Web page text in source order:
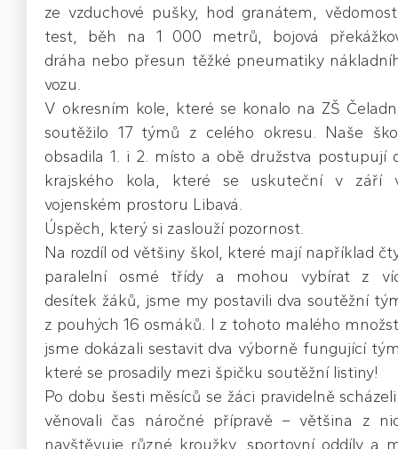
ze vzduchové pušky, hod granátem,
test, běh na 1 000 metrů, bojová
dráha nebo přesun těžké pneumatiky
vozu.
V okresním kole, které se konalo na ZŠ
soutěžilo 17 týmů z celého okresu. Naše
obsadila 1. i 2. místo a obě družstva postupují
krajského kola, které se uskuteční v září
vojenském prostoru Libavá.
Úspěch, který si zaslouží pozornost.
Na rozdíl od většiny škol, které mají například
paralelní osmé třídy a mohou vybírat z
desítek žáků, jsme my postavili dva soutěžní
z pouhých 16 osmáků. I z tohoto malého
jsme dokázali sestavit dva výborně fungující
které se prosadily mezi špičku soutěžní listiny!
Po dobu šesti měsíců se žáci pravidelně
věnovali čas náročné přípravě – většina z
navštěvuje různé kroužky, sportovní oddíly a